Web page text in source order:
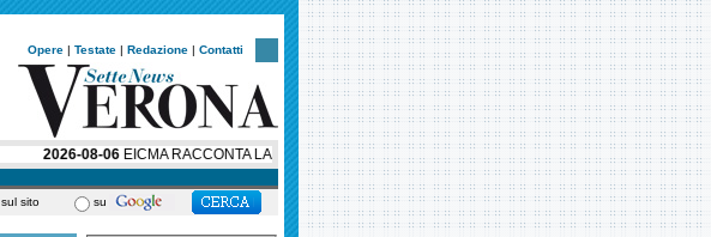
Opere | Testate | Redazione | Contatti
2026-08-06EICMA RACCONTA LA SUA STORIA: AL VIA UNA SERIE SOCIAL IN OTTO EPISODI PER
sul sito su